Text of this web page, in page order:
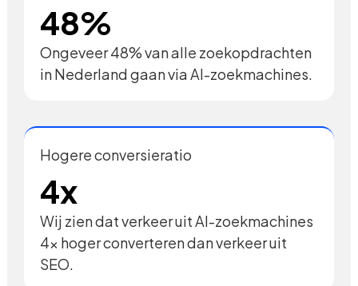
48%
Ongeveer 48% van alle zoekopdrachten
in Nederland gaan via AI-zoekmachines.
Hogere conversieratio
4x
Wij zien dat verkeer uit AI-zoekmachines
4x hoger converteren dan verkeer uit
SEO.